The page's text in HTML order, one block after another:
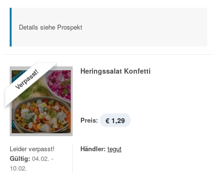
Details siehe Prospekt
Verpasst! Heringssalat Konfetti
Preis: € 1,29
Leider verpasst!
Gültig: 04.02. -
10.02.
Händler: tegut